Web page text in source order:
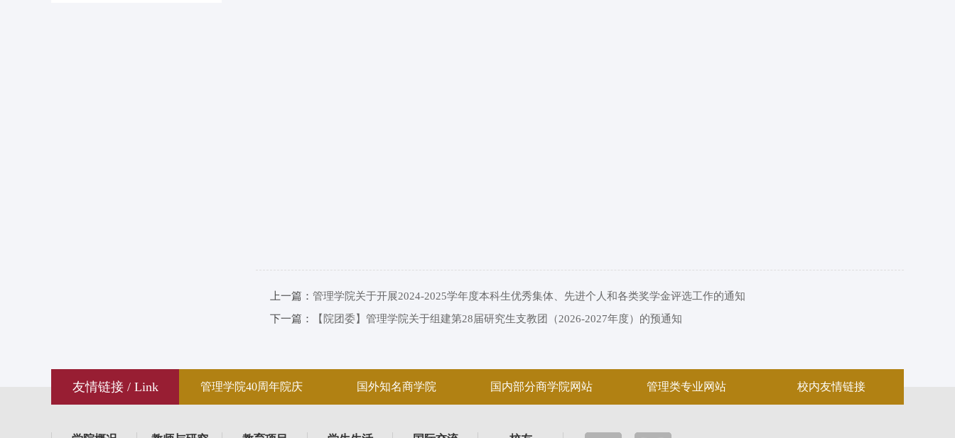
上一篇： 管理学院关于开展2024-2025学年度本科生优秀集体、先进个人和各类奖学金评选工作的通知
下一篇：
【院团委】管理学院关于组建第28届研究生支教团（2026-2027年度）的预通知
友情链接 / Link 管理学院40周年院庆 国外知名商学院 国内部分商学院网站 管理类专业网站 校内友情链接